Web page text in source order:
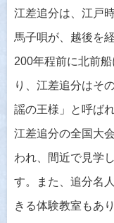
江差追分は、江戸
馬子唄が、越後を
200年程前に北前
り、江差追分はそ
謡の王様」と呼ば
江差追分の全国大
われ、間近で見学
す。また、追分名
きる体験教室もあ